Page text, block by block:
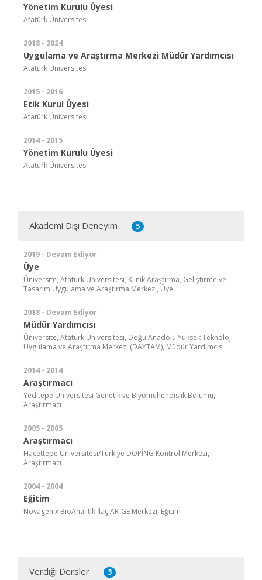
Yönetim Kurulu Üyesi
Atatürk Üniversitesi
2018 - 2024
Uygulama ve Araştırma Merkezi Müdür Yardımcısı
Atatürk Üniversitesi
2015 - 2016
Etik Kurul Üyesi
Atatürk Üniversitesi
2014 - 2015
Yönetim Kurulu Üyesi
Atatürk Üniversitesi
Akademi Dışı Deneyim 5
2019 - Devam Ediyor
Üye
Üniversite, Atatürk Üniversitesi, Klinik Araştırma, Geliştirme ve
Tasarım Uygulama ve Araştırma Merkezi, Üye
2018 - Devam Ediyor
Müdür Yardımcısı
Üniversite, Atatürk Üniversitesi, Doğu Anadolu Yüksek Teknoloji
Uygulama ve Araştırma Merkezi (DAYTAM), Müdür Yardımcısı
2014 - 2014
Araştırmacı
Yeditepe Üniversitesi Genetik ve Biyomühendislik Bölümü,
Araştırmacı
2005 - 2005
Araştırmacı
Hacettepe Üniversitesi/Türkiye DOPİNG Kontrol Merkezi,
Araştırmacı
2004 - 2004
Eğitim
Novagenix BioAnalitik İlaç AR-GE Merkezi, Eğitim
Verdiği Dersler 3